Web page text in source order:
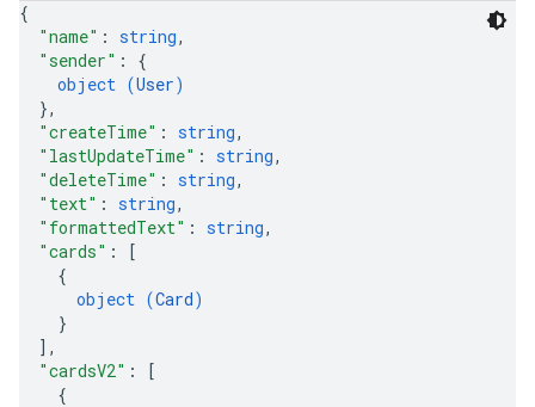
{
"name" : string,
"sender" : {
object (User)
},
"createTime" : string,
"lastUpdateTime" : string,
"deleteTime" : string,
"text" : string,
"formattedText" : string,
"cards" :
[
{
object (Card)
}
] ,
"cardsV2" :
[
{